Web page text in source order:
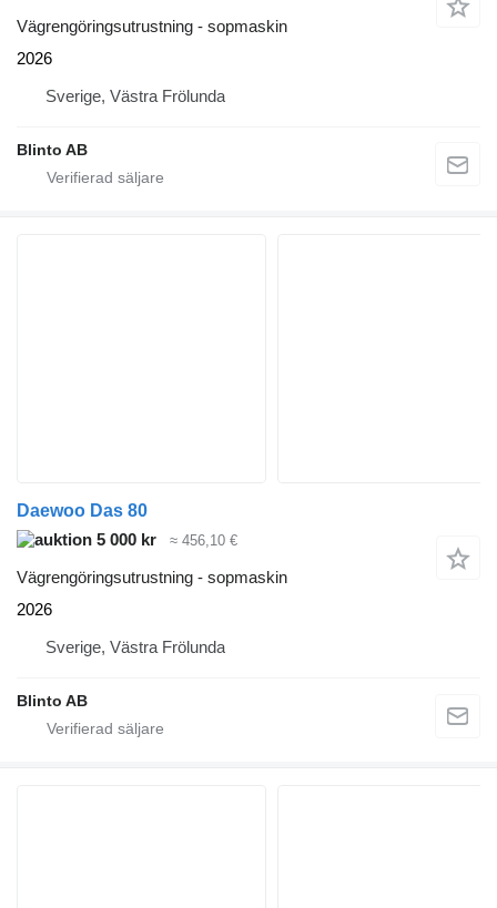
Vägrengöringsutrustning - sopmaskin
2026
Sverige, Västra Frölunda
Blinto AB
Daewoo Das 80
5 000 kr
≈ 456,10 €
Vägrengöringsutrustning - sopmaskin
2026
Sverige, Västra Frölunda
Blinto AB